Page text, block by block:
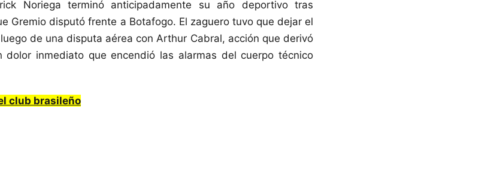
Noriega terminó anticipadamente su año deportivo tras
Gremio disputó frente a Botafogo. El zaguero tuvo que dejar el
de una disputa aérea con Arthur Cabral, acción que derivó
inmediato que encendió las alarmas del cuerpo técnico
club brasileño